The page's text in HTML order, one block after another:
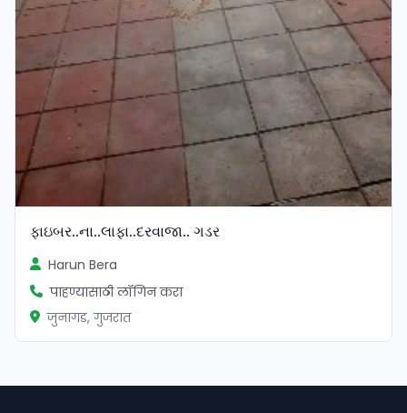
ફાઇબર..ના..લાફા..દરવાજા.. ગડર
Harun Bera
पाहण्यासाठी लॉगिन करा
जुनागड, गुजरात